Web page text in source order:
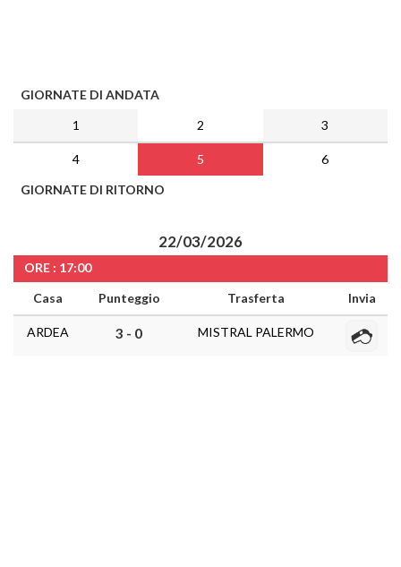
GIORNATE DI ANDATA
1
2 3
4 5
6
GIORNATE DI RITORNO
22/03/2026
ORE : 17:00
Casa
Punteggio Trasferta Invia
ARDEA 3 - 0 MISTRAL PALERMO